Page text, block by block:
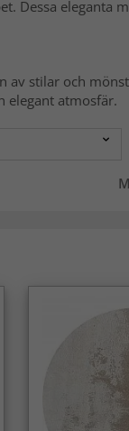
Dessa
stilar och
elegant atmosfär.